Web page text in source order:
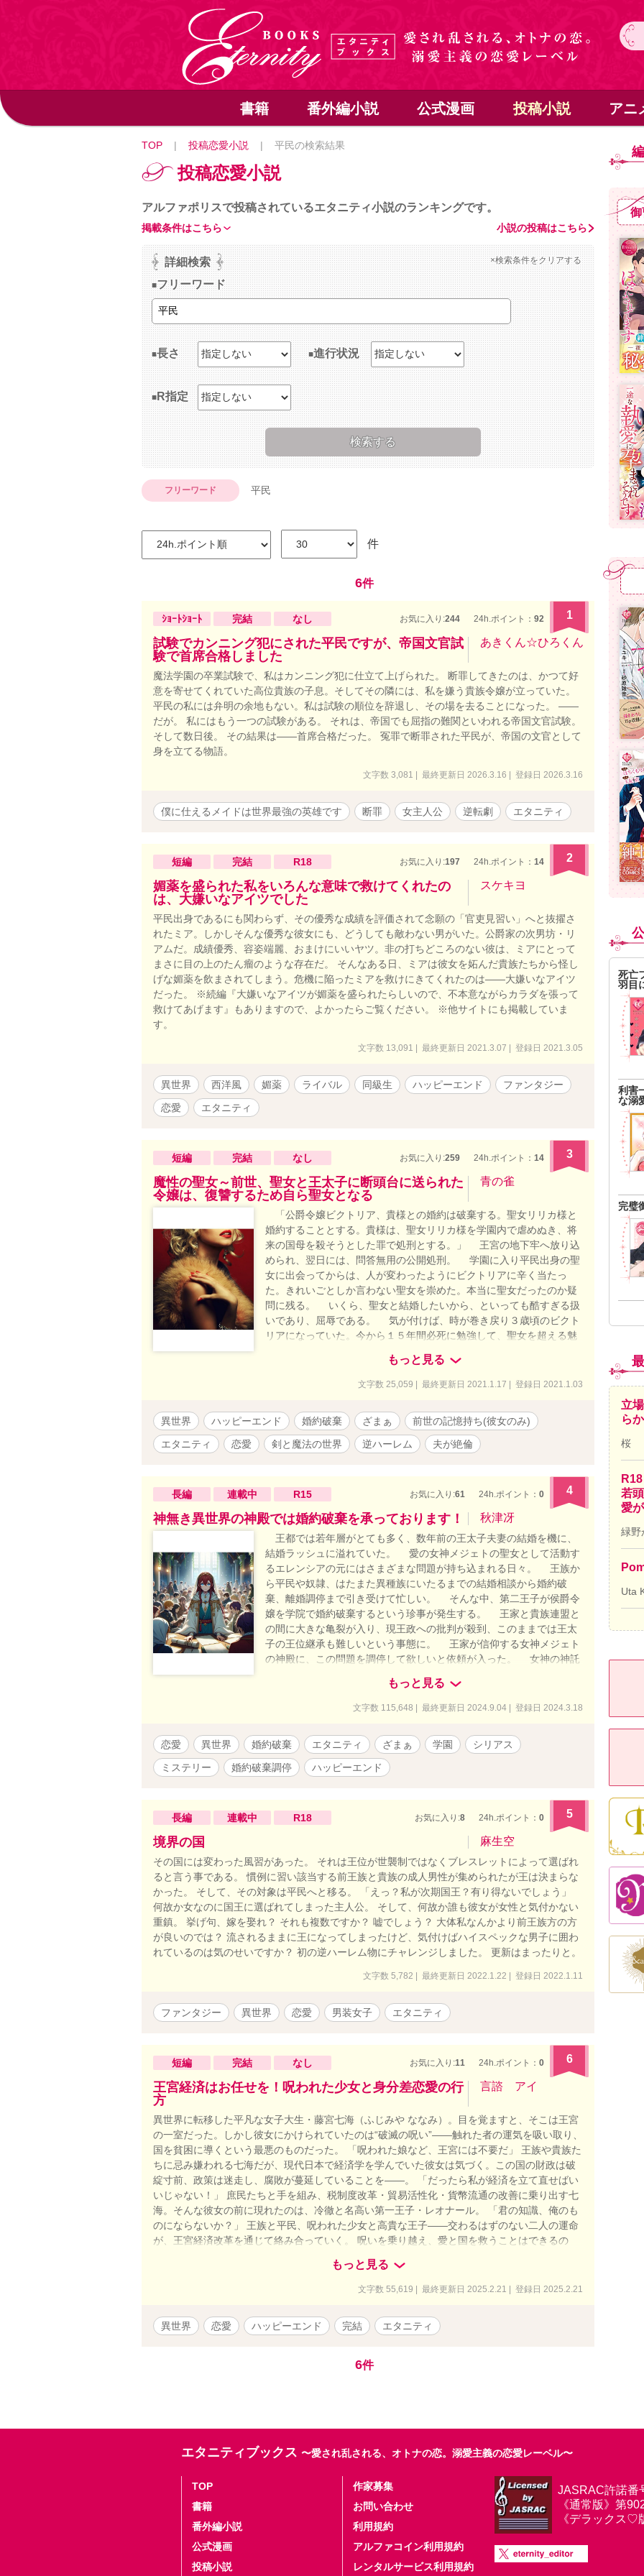
書籍 番外編小説 公式漫画 投稿小説 アニ
TOP | 投稿恋愛小説 | 平民の検索結果
投稿恋愛小説
アルファポリスで投稿されているエタニティ小説のランキングです。
小説の投稿はこちら
掲載条件はこちら
詳細検索 ×検索条件をクリアする
フリーワード
長さ 進行状況
R指定
フリーワード 平民
件
6件
ｼｮｰﾄｼｮｰﾄ 完結 なし お気に入り:244 24h.ポイント： 92 1
試験でカンニング犯にされた平民ですが、帝国文官試
験で首席合格しました
あきくん☆ひろくん
魔法学園の卒業試験で、私はカンニング犯に仕立て上げられた。 断罪してきたのは、かつて好
意を寄せてくれていた高位貴族の子息。そしてその隣には、私を嫌う貴族令嬢が立っていた。
平民の私には弁明の余地もない。私は試験の順位を辞退し、その場を去ることになった。 ――
だが。 私にはもう一つの試験がある。 それは、帝国でも屈指の難関といわれる帝国文官試験。
そして数日後。 その結果は――首席合格だった。 冤罪で断罪された平民が、帝国の文官として
身を立てる物語。
文字数 3,081 | 最終更新日 2026.3.16 | 登録日 2026.3.16
僕に仕えるメイドは世界最強の英雄です 断罪 女主人公 逆転劇 エタニティ
短編 完結 R18 お気に入り:197 24h.ポイント： 14 2
媚薬を盛られた私をいろんな意味で救けてくれたの
は、大嫌いなアイツでした
スケキヨ
平民出身であるにも関わらず、その優秀な成績を評価されて念願の「官吏見習い」へと抜擢さ
れたミア。しかしそんな優秀な彼女にも、どうしても敵わない男がいた。公爵家の次男坊・リ
アムだ。成績優秀、容姿端麗、おまけにいいヤツ。非の打ちどころのない彼は、ミアにとって
まさに目の上のたん瘤のような存在だ。 そんなある日、ミアは彼女を妬んだ貴族たちから怪し
げな媚薬を飲まされてしまう。危機に陥ったミアを救けにきてくれたのは――大嫌いなアイツ
だった。 ※続編『大嫌いなアイツが媚薬を盛られたらしいので、不本意ながらカラダを張って
救けてあげます』もありますので、よかったらご覧ください。 ※他サイトにも掲載していま
す。
文字数 13,091 | 最終更新日 2021.3.07 | 登録日 2021.3.05
異世界 西洋風 媚薬 ライバル 同級生 ハッピーエンド
ファンタジー
恋愛
エタニティ
短編 完結 なし お気に入り:259 24h.ポイント： 14 3
魔性の聖女～前世、聖女と王太子に断頭台に送られた
令嬢は、復讐するため自ら聖女となる
青の雀
「公爵令嬢ビクトリア、貴様との婚約は破棄する。聖女リリカ様と
婚約することとする。貴様は、聖女リリカ様を学園内で虐めぬき、将
来の国母を殺そうとした罪で処刑とする。」 王宮の地下牢へ放り込
められ、翌日には、問答無用の公開処刑。 学園に入り平民出身の聖
女に出会ってからは、人が変わったようにビクトリアに辛く当たっ
た。きれいごとしか言わない聖女を崇めた。本当に聖女だったのか疑
問に残る。 いくら、聖女と結婚したいから、といっても酷すぎる扱
いであり、屈辱である。 気が付けば、時が巻き戻り３歳頃のビクト
リアになっていた。今から１５年間必死に勉強して、聖女を超える魅
力的な聖女になって、仕返ししてやる……というお話にする予定で
もっと見る
文字数 25,059 | 最終更新日 2021.1.17 | 登録日 2021.1.03
異世界 ハッピーエンド 婚約破棄 ざまぁ
前世の記憶持ち(彼女のみ)
エタニティ
恋愛 剣と魔法の世界 逆ハーレム 夫が絶倫
長編 連載中 R15 お気に入り:61 24h.ポイント： 0 4
神無き異世界の神殿では婚約破棄を承っております！ 秋津冴
王都では若年層がとても多く、数年前の王太子夫妻の結婚を機に、
結婚ラッシュに溢れていた。 愛の女神メジェトの聖女として活動す
るエレンシアの元にはさまざまな問題が持ち込まれる日々。 王族か
ら平民や奴隷、はたまた異種族にいたるまでの結婚相談から婚約破
棄、離婚調停まで引き受けて忙しい。 そんな中、第二王子が侯爵令
嬢を学院で婚約破棄するという珍事が発生する。 王家と貴族連盟と
の間に大きな亀裂が入り、現王政への批判が殺到、このままでは王太
子の王位継承も難しいという事態に。 王家が信仰する女神メジェト
の神殿に、この問題を調停して欲しいと依頼が入った。 女神の神託
があれば、第二王子の婚約破棄も正当化できると王家は考えたのだ。
しかし、エレンシアは知っていた。 この世界にもはや信仰すべき
主、女神メジェトは存在していないことを。 聖女は「神託」という
ってしまう。 だが、婚約破棄の裏には王太子妃と第二王子の秘密の
愛が隠されていて――。 他の投稿サイトにも掲載しています。
もっと見る
文字数 115,648 | 最終更新日 2024.9.04 | 登録日 2024.3.18
恋愛 異世界 婚約破棄 エタニティ ざまぁ 学園
シリアス
ミステリー
婚約破棄調停 ハッピーエンド
長編 連載中 R18 お気に入り:8 24h.ポイント： 0 5
境界の国 麻生空
その国には変わった風習があった。 それは王位が世襲制ではなくブレスレットによって選ばれ
ると言う事である。 慣例に習い該当する前王族と貴族の成人男性が集められたが王は決まらな
かった。 そして、その対象は平民へと移る。 「えっ？私が次期国王？有り得ないでしょう」
何故か女なのに国王に選ばれてしまった主人公。 そして、何故か誰も彼女が女性と気付かない
重鎮。 挙げ句、嫁を娶れ？ それも複数ですか？ 嘘でしょう？ 大体私なんかより前王族方の方
が良いのでは？ 流されるままに王になってしまったけど、気付けばハイスペックな男子に囲わ
れているのは気のせいですか？ 初の逆ハーレム物にチャレンジしました。 更新はまったりと。
文字数 5,782 | 最終更新日 2022.1.22 | 登録日 2022.1.11
ファンタジー 異世界 恋愛 男装女子 エタニティ
短編 完結 なし お気に入り:11 24h.ポイント： 0 6
王宮経済はお任せを！呪われた少女と身分差恋愛の行
方
言諮 アイ
異世界に転移した平凡な女子大生・藤宮七海（ふじみや ななみ）。目を覚ますと、そこは王宮
の一室だった。しかし彼女にかけられていたのは“破滅の呪い”――触れた者の運気を吸い取り、
国を貧困に導くという最悪のものだった。 「呪われた娘など、王宮には不要だ」 王族や貴族た
ちに忌み嫌われる七海だが、現代日本で経済学を学んでいた彼女は気づく。この国の財政は破
綻寸前、政策は迷走し、腐敗が蔓延していることを――。 「だったら私が経済を立て直せばい
いじゃない！」 庶民たちと手を組み、税制度改革・貿易活性化・貨幣流通の改善に乗り出す七
海。そんな彼女の前に現れたのは、冷徹と名高い第一王子・レオナール。 「君の知識、俺のも
のにならないか？」 王族と平民、呪われた少女と高貴な王子――交わるはずのない二人の運命
が、王宮経済改革を通じて絡み合っていく。 呪いを乗り越え、愛と国を救うことはできるの
もっと見る
文字数 55,619 | 最終更新日 2025.2.21 | 登録日 2025.2.21
異世界 恋愛 ハッピーエンド 完結 エタニティ
6件
死亡
羽目
利害
な溺
完璧
立
ら
桜
若
愛
緑野
Uta
エタニティブックス 〜愛され乱される、オトナの恋。溺愛主義の恋愛レーベル〜
TOP
書籍
番外編小説
公式漫画
投稿小説
作家募集
お問い合わせ
利用規約
アルファコイン利用規約
レンタルサービス利用規約
JASRAC許諾番
《通常版》第
《デラックス♡